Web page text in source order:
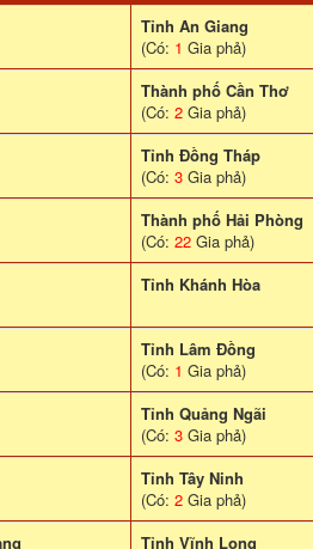
Tỉnh An Giang
(Có: 1 Gia phả)
Thành phố Cần Thơ
(Có: 2 Gia phả)
Tỉnh Đồng Tháp
(Có: 3 Gia phả)
Thành phố Hải Phòng
(Có: 22 Gia phả)
Tỉnh Khánh Hòa
Tỉnh Lâm Đồng
(Có: 1 Gia phả)
Tỉnh Quảng Ngãi
(Có: 3 Gia phả)
Tỉnh Tây Ninh
(Có: 2 Gia phả)
Tỉnh Vĩnh Long